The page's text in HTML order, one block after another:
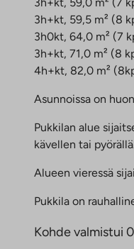
3h+kt, 59,5 m² (8
3h0kt, 64,0 m² (7
3h+kt, 71,0 m² (8
4h+kt, 82,0 m²
Asunnoissa on
Pukkilan alue
kävellen tai
Alueen vieressä
Pukkila on
Kohde valmistui